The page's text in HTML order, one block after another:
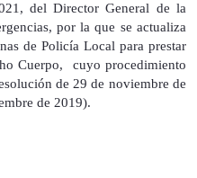
del Director General de la
por la que se actualiza
de Policía Local para prestar
Cuerpo, cuyo procedimiento
de 29 de noviembre de
de 2019).